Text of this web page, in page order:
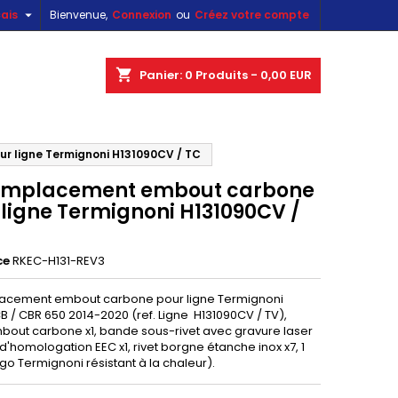
Bienvenue, Connexion ou Créez votre compte

shopping_cart Panier: 0 Produits - 0,00 EUR
Termignoni H131090CV / TC
embout carbone
Termignoni H131090CV /
RKEC-H131-REV3
embout carbone pour ligne Termignoni
/ CBR 650 2014-2020 (ref. Ligne H131090CV / TV),
carbone x1, bande sous-rivet avec gravure laser
EEC x1, rivet borgne étanche inox x7, 1
Termignoni résistant à la chaleur).